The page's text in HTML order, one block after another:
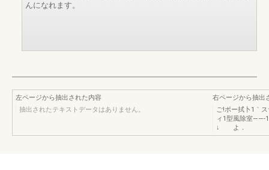
んになれます。
左ページから抽出された内容
抽出されたテキストデータはありません。
右ページから抽出
ご!ボー拭卜1｀
ィ1型風除室――-
↓ よ．